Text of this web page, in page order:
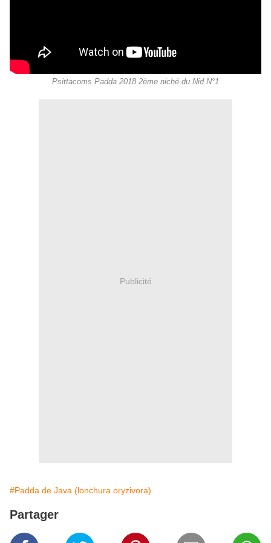
Psittacoms Padda 2018 2ème niché du Nid N°1
Publicité
#Padda de Java (lonchura oryzivora)
Partager